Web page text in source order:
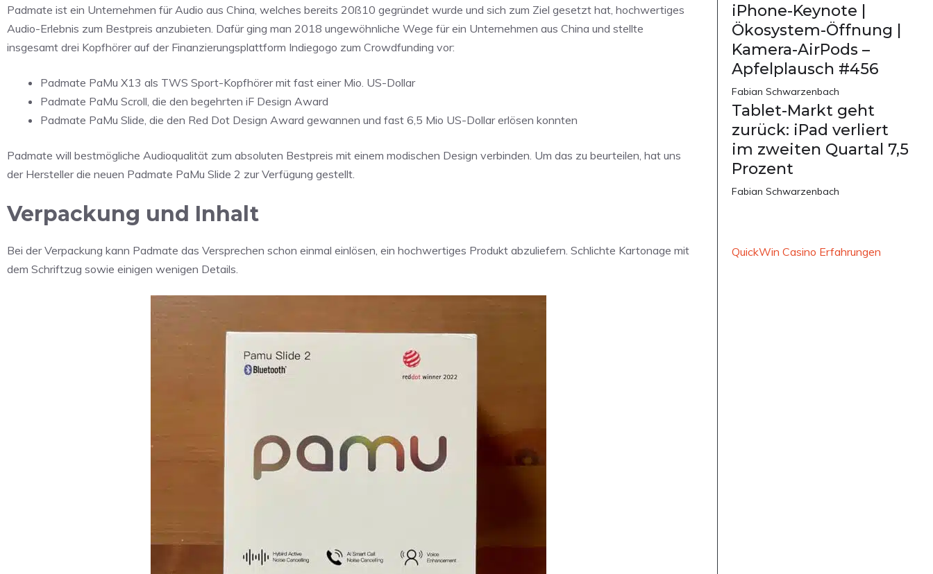
Padmate ist ein Unternehmen für Audio aus China, welches bereits 20ß10 gegründet wurde und sich zum Ziel gesetzt hat, hochwertiges
Audio-Erlebnis zum Bestpreis anzubieten. Dafür ging man 2018 ungewöhnliche Wege für ein Unternehmen aus China und stellte
insgesamt drei Kopfhörer auf der Finanzierungsplattform Indiegogo zum Crowdfunding vor:
Padmate PaMu X13 als TWS Sport-Kopfhörer mit fast einer Mio. US-Dollar
Padmate PaMu Scroll, die den begehrten iF Design Award
Padmate PaMu Slide, die den Red Dot Design Award gewannen und fast 6,5 Mio US-Dollar erlösen konnten
Padmate will bestmögliche Audioqualität zum absoluten Bestpreis mit einem modischen Design verbinden. Um das zu beurteilen, hat uns
der Hersteller die neuen Padmate PaMu Slide 2 zur Verfügung gestellt.
Verpackung und Inhalt
Bei der Verpackung kann Padmate das Versprechen schon einmal einlösen, ein hochwertiges Produkt abzuliefern. Schlichte Kartonage mit
dem Schriftzug sowie einigen wenigen Details.
iPhone-Keynote |
Ökosystem-Öffnung |
Kamera-AirPods –
Apfelplausch #456
Fabian Schwarzenbach
Tablet-Markt geht
zurück: iPad verliert
im zweiten Quartal 7,5
Prozent
Fabian Schwarzenbach
QuickWin Casino Erfahrungen